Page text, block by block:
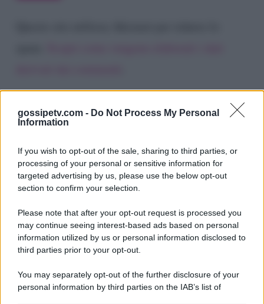
gossipetv.com - Do Not Process My Personal
Information
If you wish to opt-out of the sale, sharing to third parties, or
processing of your personal or sensitive information for
targeted advertising by us, please use the below opt-out
section to confirm your selection.
Please note that after your opt-out request is processed you
may continue seeing interest-based ads based on personal
information utilized by us or personal information disclosed to
third parties prior to your opt-out.
You may separately opt-out of the further disclosure of your
personal information by third parties on the IAB’s list of
Gossip e TV è un sito di MASTE S.r.l.
viale Luigi Majno n. 21 - 20129 Milano (MI)
P.Iva 10909580960
Categorie